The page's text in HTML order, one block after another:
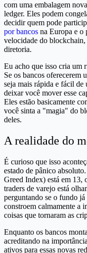
com uma embalagem
ledger. Eles podem
decidir quem pode
por bancos na Europa e o
velocidade do blockchain,
diretoria.
Eu acho que isso cria um
Se os bancos oferecerem
seja mais rápida e fácil de
deixar você mover esse
Eles estão basicamente
você sinta a "magia" do
deles.
A realidade do
É curioso que isso
estado de pânico
Greed Index) está em 13,
traders de varejo está
perguntando se o fundo
constroem calmamente a
coisas que tornaram as
Enquanto os bancos
acreditando na
ativos para essas novas